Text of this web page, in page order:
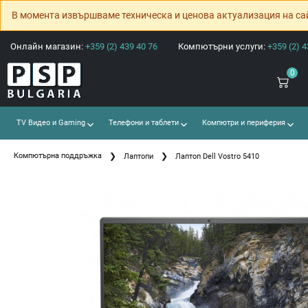
В момента извършваме техническа и ценова актуализация на
Онлайн магазин: +359 (2) 439 40 76 Компютърни услуги: +359 (2)
0
TV Видео и Gaming Телефони и таблети Компютри и периферия
Компютърна поддръжка Лаптопи Лаптоп Dell Vostro 5410